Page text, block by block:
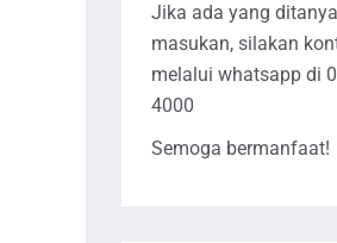
Jika ada yang
masukan, silakan
melalui whatsapp di
4000
Semoga bermanfaat!